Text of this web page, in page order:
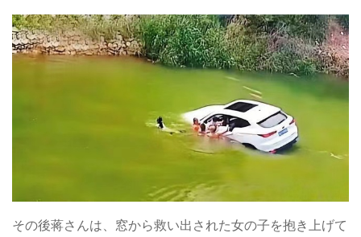
その後蒋さんは、窓から救い出された女の子を抱き上げて